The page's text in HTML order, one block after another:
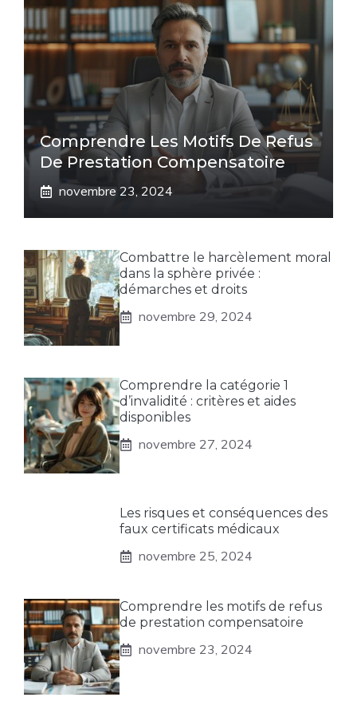
Comprendre Les Motifs De Refus
De Prestation Compensatoire
novembre 23, 2024
Combattre le harcèlement moral
dans la sphère privée :
démarches et droits
novembre 29, 2024
Comprendre la catégorie 1
d’invalidité : critères et aides
disponibles
novembre 27, 2024
Les risques et conséquences des
faux certificats médicaux
novembre 25, 2024
Comprendre les motifs de refus
de prestation compensatoire
novembre 23, 2024